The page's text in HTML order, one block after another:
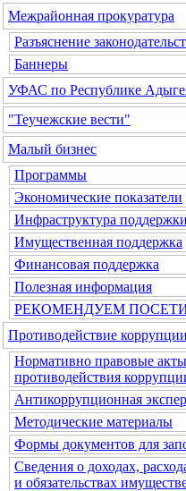
Межрайонная прокуратура
Разъяснение
Баннеры
УФАС по Республике
"Теучежские вести"
Малый бизнес
Программы
Экономические показатели
Инфраструктура поддержки
Имущественная поддержка
Финансовая поддержка
Полезная информация
РЕКОМЕНДУЕМ
Противодействие коррупции
Нормативно правовые
противодействия
Антикоррупционная
Методические материалы
Формы документов для
Сведения о доходах,
и обязательствах